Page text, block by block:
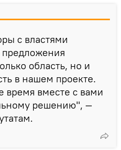
с властями
предложения
область, но и
в нашем проекте.
вместе с вами
решению", —